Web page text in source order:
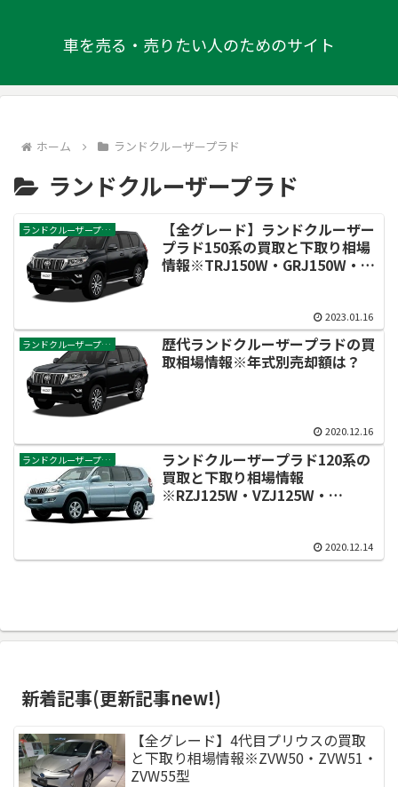
車を売る・売りたい人のためのサイト
ホーム ランドクルーザープラド
ランドクルーザープラド
ランドクルーザープラド
【全グレード】ランドクルーザー
プラド150系の買取と下取り相場
情報※TRJ150W・GRJ150W・
2023.01.16
ランドクルーザープラド
歴代ランドクルーザープラドの買
取相場情報※年式別売却額は？
2020.12.16
ランドクルーザープラド
ランドクルーザープラド120系の
買取と下取り相場情報
※RZJ125W・VZJ125W・
VZJ120W・VZJ121W・
VZJ121W・GRJ120W・
2020.12.14
新着記事(更新記事new!)
【全グレード】4代目プリウスの買取
と下取り相場情報※ZVW50・ZVW51・
ZVW55型